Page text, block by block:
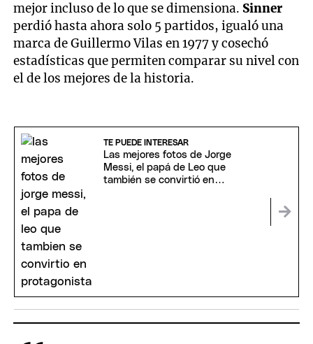
mejor incluso de lo que se dimensiona. Sinner
perdió hasta ahora solo 5 partidos, igualó una
marca de Guillermo Vilas en 1977 y cosechó
estadísticas que permiten comparar su nivel con
el de los mejores de la historia.
TE PUEDE INTERESAR
Las mejores fotos de Jorge
Messi, el papá de Leo que
también se convirtió en